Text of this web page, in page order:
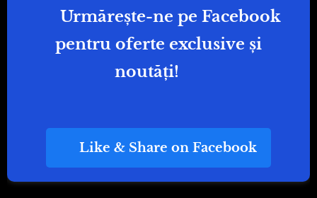
👍 Urmărește-ne pe Facebook
pentru oferte exclusive și
noutăți! 🔥
👍 Like & Share on Facebook